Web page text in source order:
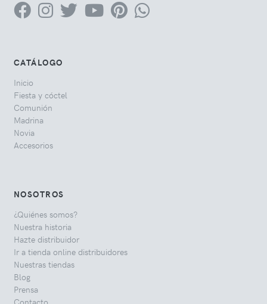
CATÁLOGO
Inicio
Fiesta y cóctel
Comunión
Madrina
Novia
Accesorios
NOSOTROS
¿Quiénes somos?
Nuestra historia
Hazte distribuidor
Ir a tienda online distribuidores
Nuestras tiendas
Blog
Prensa